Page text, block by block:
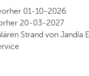
01-10-2026
20-03-2027
Strand von Jandía